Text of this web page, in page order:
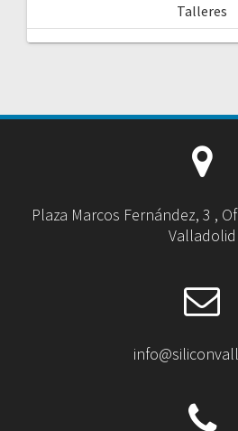
Talleres
Plaza Marcos Fernández, 3 ,
Valladolid